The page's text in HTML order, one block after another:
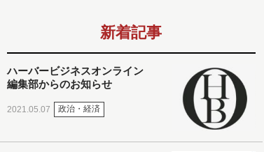
新着記事
ハーバービジネスオンライン
編集部からのお知らせ
2021.05.07 政治・経済